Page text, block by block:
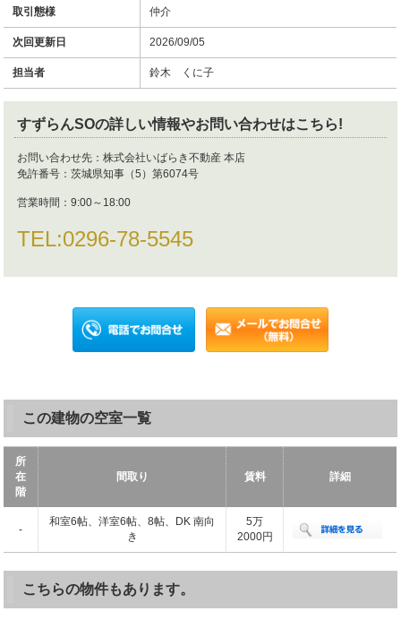
取引態様 仲介
次回更新日 2026/09/05
担当者 鈴木 くに子
すずらんSOの詳しい情報やお問い合わせはこちら!
お問い合わせ先： 株式会社いばらき不動産 本店
免許番号： 茨城県知事（5）第6074号
営業時間： 9:00～18:00
TEL:0296-78-5545
この建物の空室一覧
所
在
階
間取り 賃料 詳細
-
和室6帖、洋室6帖、8帖、DK 南向
き
5万
2000円
こちらの物件もあります。